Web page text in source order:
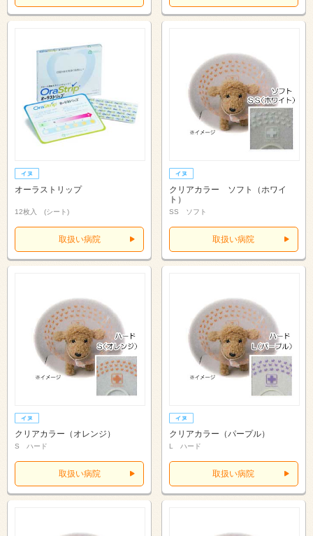
オーラストリップ
12枚入 (シート)
取扱い病院
クリアカラー ソフト（ホワイ
ト）
SS ソフト
取扱い病院
クリアカラー（オレンジ）
S ハード
取扱い病院
クリアカラー（パープル）
L ハード
取扱い病院